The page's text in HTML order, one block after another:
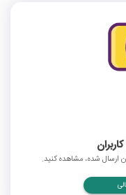
ارسال شده، مشاهده کنید.